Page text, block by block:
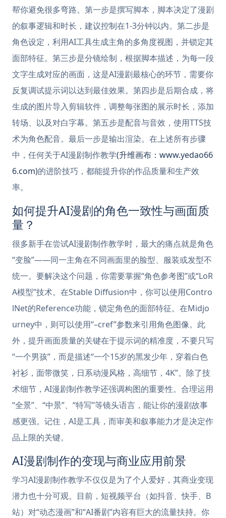
帮你避免很多弯路。第一步是撰写脚本，脚本决定了漫剧
的叙事逻辑和时长，建议控制在1-3分钟以内。第二步是
角色设定，利用AI工具生成主角的多角度视图，并锁定其
面部特征。第三步是分镜绘制，根据脚本描述，为每一段
文字生成对应的画面，这是AI漫剧最核心的环节，需要你
反复调试提示词以达到最佳效果。第四步是后期合成，将
生成的图片导入剪辑软件，调整每张图的展示时长，添加
转场、以及对白字幕。第五步是配音与音效，使用TTS技
术为角色配音。最后一步是输出渲染。在上述所有步骤
中，任何关于AI漫剧制作教学(升维画布：www.yedao66
6.com)的进阶技巧，都能提升你的作品质量和生产效
率。
如何提升AI漫剧的角色一致性与画面质
量？
很多新手在尝试AI漫剧制作教学时，最大的痛点就是角色
“变脸”——同一主角在不同画面里的脸型、服装或发型不
统一。要解决这个问题，你需要掌握“角色参考图”或“LoR
A模型”技术。在Stable Diffusion中，你可以使用Contro
lNet的Reference功能，锁定角色的面部特征。在Midjo
urney中，则可以使用“–cref”参数来引用角色图像。此
外，提升画面质量的关键在于提示词的精准度，不要只写
“一个男孩”，而是描述“一个15岁的黑发少年，穿着白色
衬衫，面带微笑，日系动漫风格，高细节，4K”。除了技
术细节，AI漫剧制作教学还强调构图的重要性。合理运用
“全景”、“中景”、“特写”等镜头语言，能让你的漫剧故事
感更强。记住，AI是工具，而审美和叙事能力才是决定作
品上限的关键。
AI漫剧制作的变现与商业应用前景
学习AI漫剧制作教学不仅仅是为了个人爱好，其商业变现
潜力也十分可观。目前，短视频平台（如抖音、快手、B
站）对“动态漫画”和“AI番剧”内容有巨大的流量扶持。你